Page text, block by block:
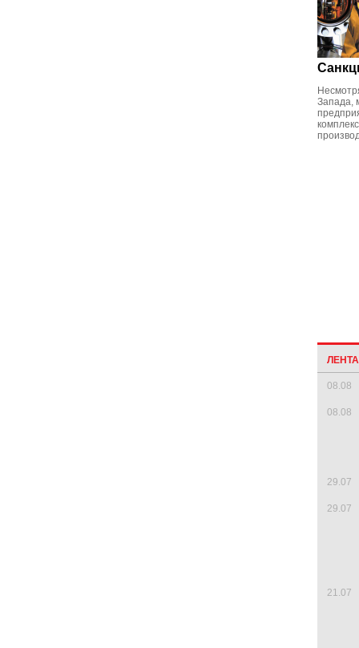
Запада,
08.08
08.08
29.07
29.07
21.07